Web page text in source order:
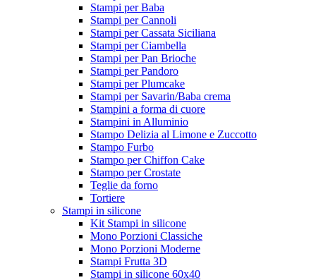
Stampi per Baba
Stampi per Cannoli
Stampi per Cassata Siciliana
Stampi per Ciambella
Stampi per Pan Brioche
Stampi per Pandoro
Stampi per Plumcake
Stampi per Savarin/Baba crema
Stampini a forma di cuore
Stampini in Alluminio
Stampo Delizia al Limone e Zuccotto
Stampo Furbo
Stampo per Chiffon Cake
Stampo per Crostate
Teglie da forno
Tortiere
Stampi in silicone
Kit Stampi in silicone
Mono Porzioni Classiche
Mono Porzioni Moderne
Stampi Frutta 3D
Stampi in silicone 60x40